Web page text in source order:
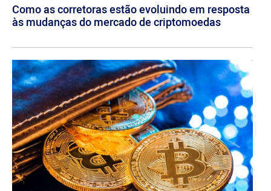
Como as corretoras estão evoluindo em resposta
às mudanças do mercado de criptomoedas